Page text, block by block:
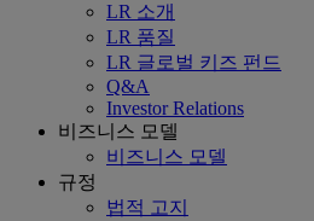
LR 소개
LR 품질
LR 글로벌 키즈 펀드
Q&A
Investor Relations
비즈니스 모델
비즈니스 모델
규정
법적 고지